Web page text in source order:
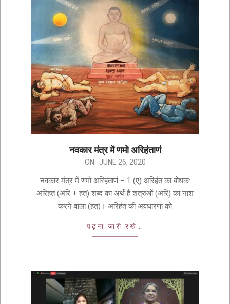
नवकार मंत्र में णमो अरिहंताणं
ON: JUNE 26, 2020
नवकार मंत्र में णमो अरिहंताणं – 1 (ए) अरिहंत का बोधक:
अरिहंत (अरि + हंत) शब्द का अर्थ है शत्रुओं (अरि) का नाश
करने वाला (हंत)। अरिहंत की अवधारणा को
पढ़ना जारी रखे…